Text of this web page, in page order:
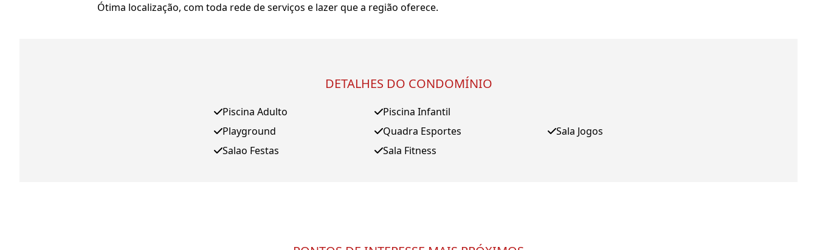
Ótima localização, com toda rede de serviços e lazer que a região oferece.
DETALHES DO CONDOMÍNIO
Piscina Adulto
Playground
Salao Festas
Piscina Infantil
Quadra Esportes
Sala Fitness
Sala Jogos